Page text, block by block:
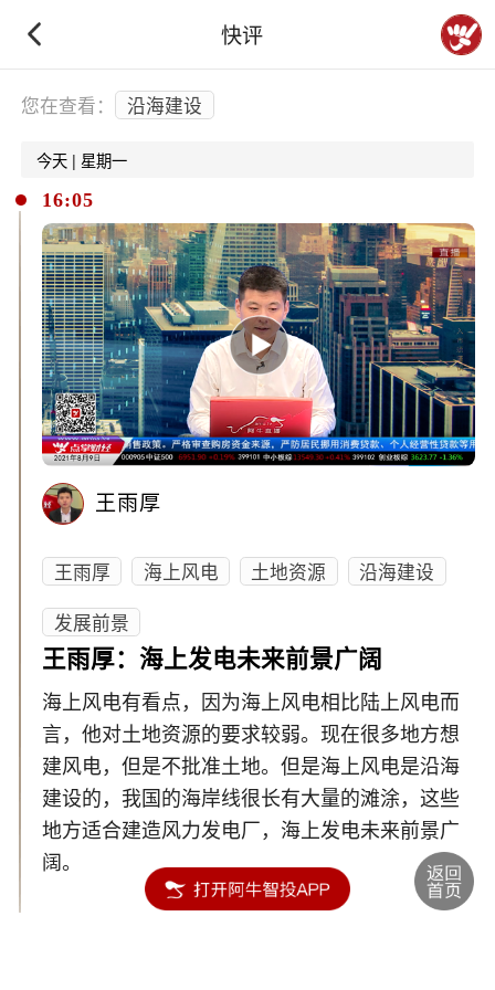
快评
下拉刷新
您在查看： 沿海建设
今天 | 星期一
16:05
王雨厚
王雨厚 海上风电 土地资源
沿海建设
发展前景
王雨厚：海上发电未来前景广阔
海上风电有看点，因为海上风电相比陆上风电而
言，他对土地资源的要求较弱。现在很多地方想
建风电，但是不批准土地。但是海上风电是沿海
建设的，我国的海岸线很长有大量的滩涂，这些
地方适合建造风力发电厂，海上发电未来前景广
阔。